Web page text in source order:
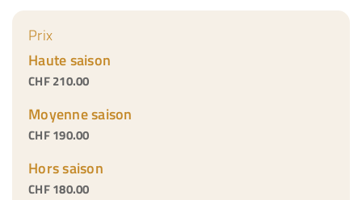
Prix
Haute saison
CHF 210.00
Moyenne saison
CHF 190.00
Hors saison
CHF 180.00